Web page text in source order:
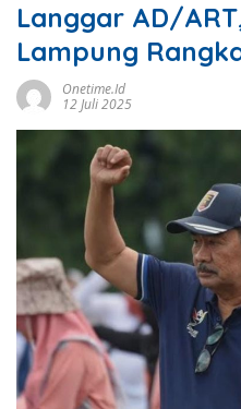
Langgar AD/
Lampung
Onetime.id
12 Juli 2025